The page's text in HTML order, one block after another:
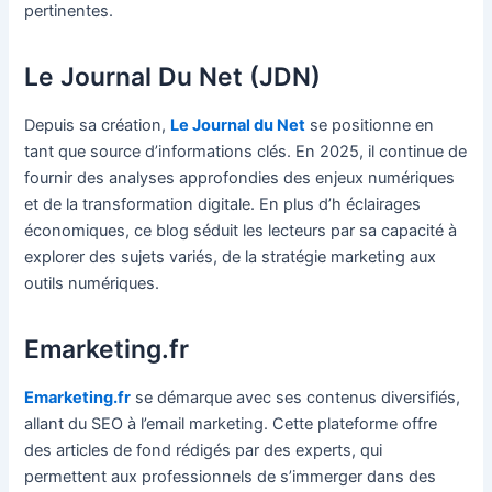
pertinentes.
Le Journal Du Net (JDN)
Depuis sa création, Le Journal du Net se positionne en
tant que source d’informations clés. En 2025, il continue de
fournir des analyses approfondies des enjeux numériques
et de la transformation digitale. En plus d’h éclairages
économiques, ce blog séduit les lecteurs par sa capacité à
explorer des sujets variés, de la stratégie marketing aux
outils numériques.
Emarketing.fr
Emarketing.fr se démarque avec ses contenus diversifiés,
allant du SEO à l’email marketing. Cette plateforme offre
des articles de fond rédigés par des experts, qui
permettent aux professionnels de s’immerger dans des